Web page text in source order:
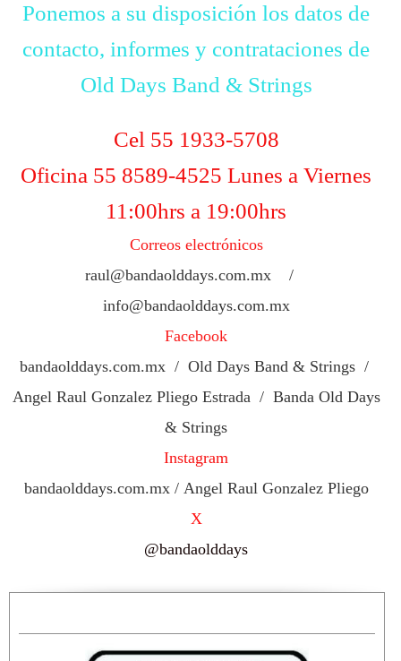
Ponemos a su disposición los datos de
contacto, informes y contrataciones de
Old Days Band & Strings
Cel 55 1933-5708
Oficina 55 8589-4525 Lunes a Viernes
11:00hrs a 19:00hrs
Correos electrónicos
raul@bandaolddays.com.mx /
info@bandaolddays.com.mx
Facebook
bandaolddays.com.mx / Old Days Band & Strings /
Angel Raul Gonzalez Pliego Estrada / Banda Old Days
& Strings
Instagram
bandaolddays.com.mx / Angel Raul Gonzalez Pliego
X
@bandaolddays